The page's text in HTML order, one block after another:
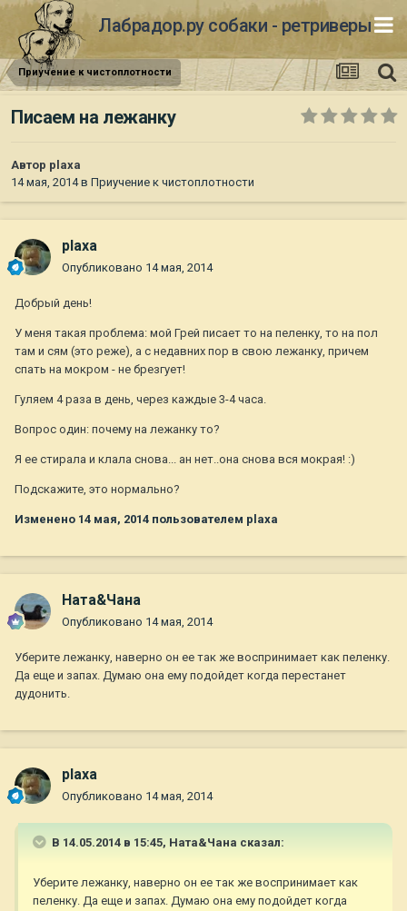
Лабрадор.ру собаки - ретриверы
Приучение к чистоплотности
Писаем на лежанку
Автор plaxa
14 мая, 2014в Приучение к чистоплотности
plaxa
Опубликовано 14 мая, 2014
Добрый день!
У меня такая проблема: мой Грей писает то на пеленку, то на пол
там и сям (это реже), а с недавних пор в свою лежанку, причем
спать на мокром - не брезгует!
Гуляем 4 раза в день, через каждые 3-4 часа.
Вопрос один: почему на лежанку то?
Я ее стирала и клала снова... ан нет..она снова вся мокрая! :)
Подскажите, это нормально?
Изменено 14 мая, 2014 пользователем plaxa
Ната&Чана
Опубликовано 14 мая, 2014
Уберите лежанку, наверно он ее так же воспринимает как пеленку.
Да еще и запах. Думаю она ему подойдет когда перестанет
дудонить.
plaxa
Опубликовано 14 мая, 2014
В 14.05.2014 в 15:45, Ната&Чана сказал:
Уберите лежанку, наверно он ее так же воспринимает как
пеленку. Да еще и запах. Думаю она ему подойдет когда